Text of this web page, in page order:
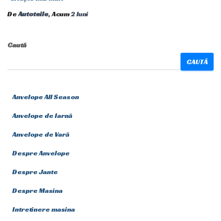
DeAutoteile, Acum2 luni
Caută
CAUTĂ
Anvelope All Season
Anvelope de Iarnă
Anvelope de Vară
Despre Anvelope
Despre Jante
Despre Masina
Intretinere masina